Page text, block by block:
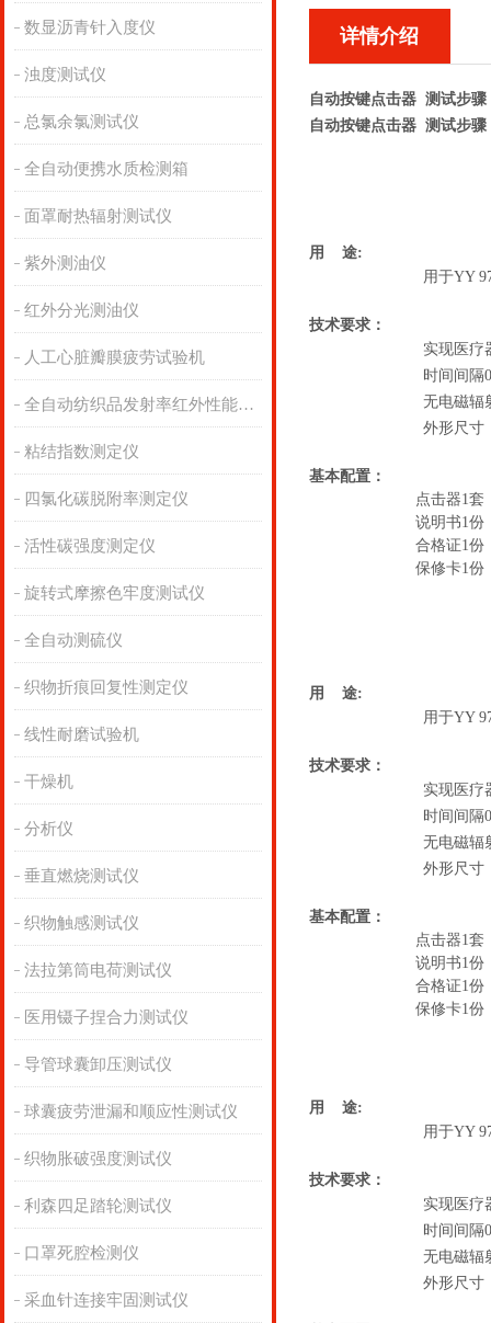
数显沥青针入度仪
浊度测试仪
总氯余氯测试仪
全自动便携水质检测箱
面罩耐热辐射测试仪
紫外测油仪
红外分光测油仪
人工心脏瓣膜疲劳试验机
全自动纺织品发射率红外性能分析
粘结指数测定仪
四氯化碳脱附率测定仪
活性碳强度测定仪
旋转式摩擦色牢度测试仪
全自动测硫仪
织物折痕回复性测定仪
线性耐磨试验机
干燥机
分析仪
垂直燃烧测试仪
织物触感测试仪
法拉第筒电荷测试仪
医用镊子捏合力测试仪
导管球囊卸压测试仪
球囊疲劳泄漏和顺应性测试仪
织物胀破强度测试仪
利森四足踏轮测试仪
口罩死腔检测仪
采血针连接牢固测试仪
详情介绍
自动按键点击器 测试步骤
自动按键点击器 测试步骤
用 途:
用于YY
技术要求 ：
实现医疗
时间间隔
无电磁辐
外形尺寸
基本配置：
点击器1套
说明书1份
合格证1份
保修卡1份
用 途:
用于YY
技术要求 ：
实现医疗
时间间隔
无电磁辐
外形尺寸
基本配置：
点击器1套
说明书1份
合格证1份
保修卡1份
用 途:
用于YY
技术要求 ：
实现医疗
时间间隔
无电磁辐
外形尺寸